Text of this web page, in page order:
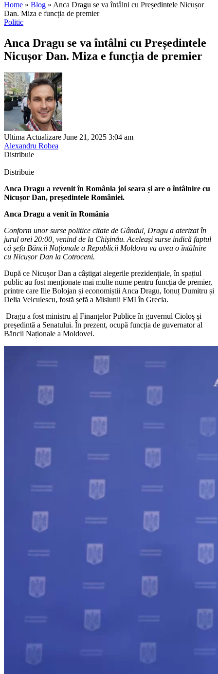
Home » Blog » Anca Dragu se va întâlni cu Președintele Nicușor
Dan. Miza e funcția de premier
Politic
Anca Dragu se va întâlni cu Președintele
Nicușor Dan. Miza e funcția de premier
Ultima Actualizare June 21, 2025 3:04 am
Alexandru Robea
Distribuie
Distribuie
Anca Dragu a revenit în România joi seara și are o întâlnire cu
Nicușor Dan, președintele României.
Anca Dragu a venit în România
Conform unor surse politice citate de Gândul, Dragu a aterizat în
jurul orei 20:00, venind de la Chișinău. Aceleași surse indică faptul
că șefa Băncii Naționale a Republicii Moldova va avea o întâlnire
cu Nicușor Dan la Cotroceni.
După ce Nicușor Dan a câștigat alegerile prezidențiale, în spațiul
public au fost menționate mai multe nume pentru funcția de premier,
printre care Ilie Bolojan și economiștii Anca Dragu, Ionuț Dumitru și
Delia Velculescu, fostă șefă a Misiunii FMI în Grecia.
Dragu a fost ministru al Finanțelor Publice în guvernul Cioloș și
președintă a Senatului. În prezent, ocupă funcția de guvernator al
Băncii Naționale a Moldovei.